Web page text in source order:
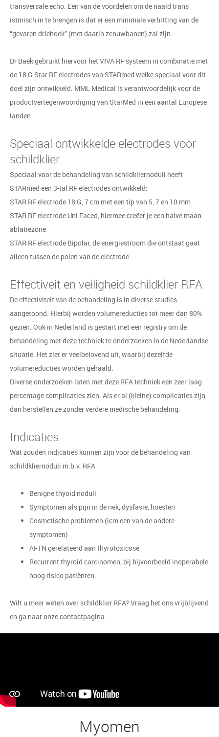
transversale echo. Een van de voordelen om de naald trans
istmisch in te brengen is dat er een minimale verhitting van de
“gevaren driehoek” (met daarin zenuwbanen) zal zijn.
Dr Baek gebruikt hiervoor het VIVA RF systeem in combinatie met
de 18 G Star RF electrodes van STARmed welke speciaal voor dit
doel zijn ontwikkeld. MML Medical is verantwoordelijk voor de
productvertegenwoordiging van StarMed in een aantal Europese
landen.
Speciaal ontwikkelde electrodes voor
schildklier.
Speciaal voor de behandeling van schildkliernoduli heeft
STARmed een 3-tal RF electrodes ontwikkeld:
STAR RF electrode 18 G, 7 cm met een tip van 5, 7 en 10 mm
STAR RF electrode Uni Faced, hiermee creëer je een halve maan
ablatiezone
STAR RF electrode Bipolar, de energiestroom die ontstaat gaat
alleen tussen de polen van de electrode
Effectiveit en veiligheid schildklier RFA
De effectiviteit van de behandeling is in diverse studies
aangetoond. Hierbij worden volumereducties tot meer dan 80%
gezien. Ook in Nederland is gestart met een registry om de
behandeling met deze techniek te onderzoeken in de Nederlandse
situatie. Het ziet er veelbelovend uit, waarbij dezelfde
volumereducties worden gehaald.
Diverse onderzoeken laten met deze RFA techniek een zeer laag
percentage complicaties zien. Als er al (kleine) complicaties zijn,
dan herstellen ze zonder verdere medische behandeling.
Indicaties
Wat zouden indicaties kunnen zijn voor de behandeling van
schildkliernoduli m.b.v. RFA
Benigne thyoid noduli
Symptomen als pijn in de nek, dysfasie, hoesten
Cosmetische problemen (icm een van de andere
symptomen)
AFTN gerelateerd aan thyrotoxicose
Recurrent thyroid carcinomen, bij bijvoorbeeld inoperabele
hoog risico patiënten.
Wilt u meer weten over schildklier RFA? Vraag het ons vrijblijvend
en ga naar onze contactpagina.
Myomen